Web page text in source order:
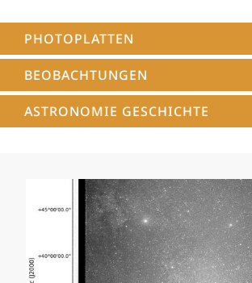
PHOTOPLATTEN
BEOBACHTUNGEN
ASTRONOMIE GESCHICHTE